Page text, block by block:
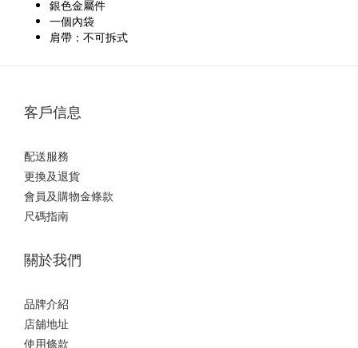
銀色金屬件
一個內袋
肩帶：不可拆式
客戶信息
配送服務
更換及退貨
會員及購物金條款
尺碼指南
關於我們
品牌介紹
店舖地址
使用條款